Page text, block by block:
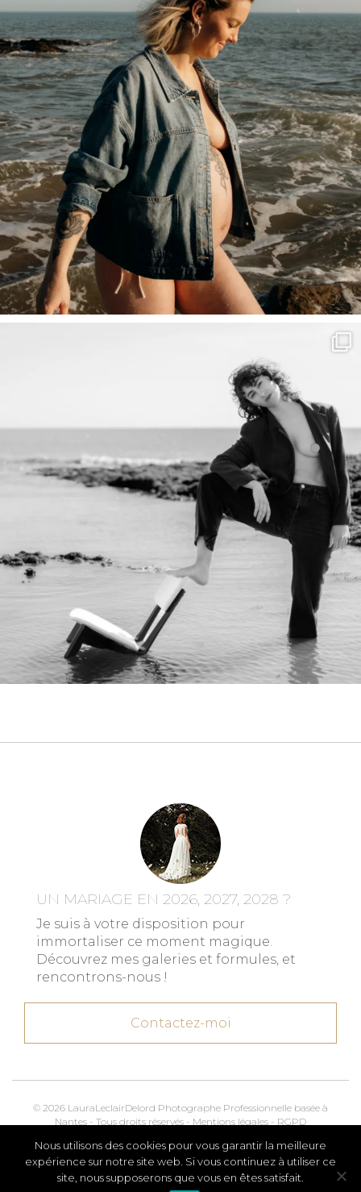
UN MARIAGE EN 2026, 2027, 2028 ?
Je suis à votre disposition pour
immortaliser ce moment magique.
Découvrez mes galeries et formules, et
rencontrons-nous !
Contactez-moi
© 2026 LauraLeclairDelord Photographe Professionnelle basée à
Nantes - Tous droits réservés - Mentions légales - RGPD
Kroox.ioMarketing, Creative & Digital
Nous utilisons des cookies pour vous garantir la meilleure
expérience sur notre site web. Si vous continuez à utiliser ce
site, nous supposerons que vous en êtes satisfait.